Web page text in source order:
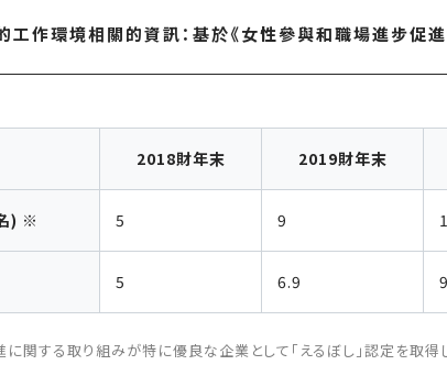
作環境相關的資訊：基於《女性參與和職場進步促
2018財年末 2019財年末
) ※ 5 9
5 6.9
関する取り組みが特に優良な企業として「えるぼし」認定を取得